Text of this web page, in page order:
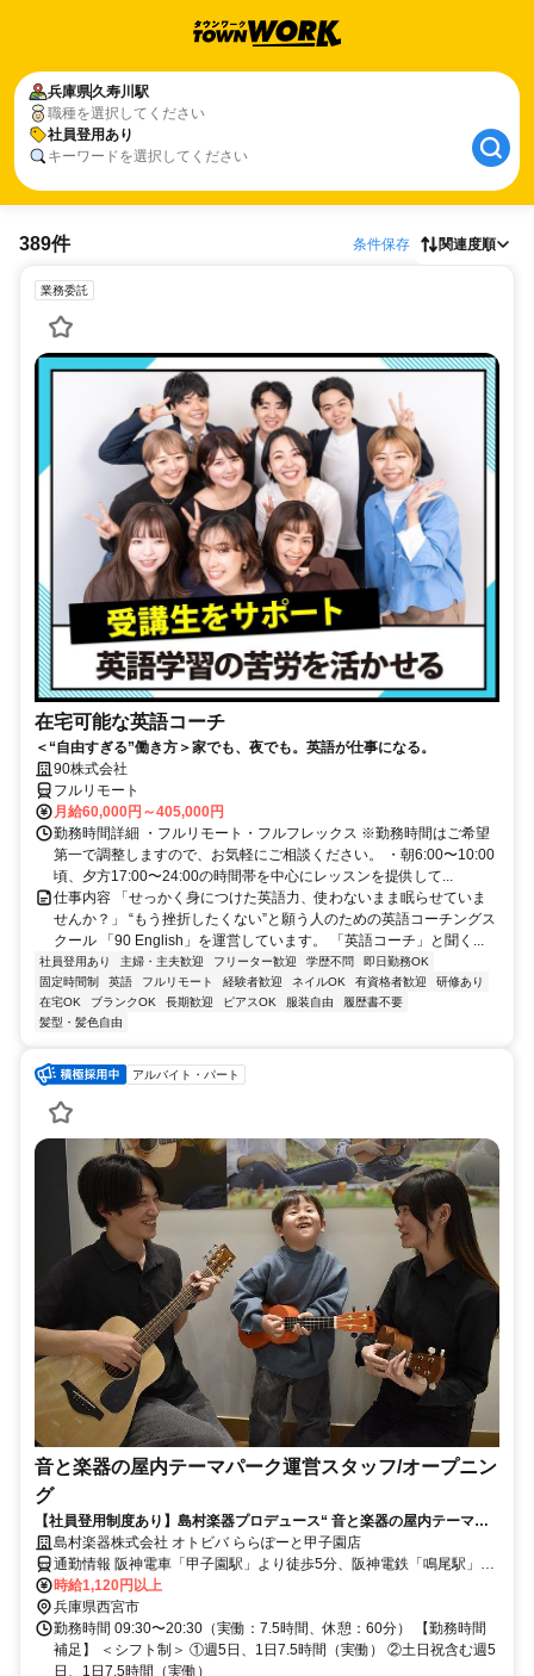
兵庫県久寿川駅
職種を選択してください
社員登用あり
キーワードを選択してください
389件 条件保存 関連度順
業務委託
在宅可能な英語コーチ
＜“自由すぎる”働き方＞家でも、夜でも。英語が仕事になる。
90株式会社
フルリモート
月給60,000円～405,000円
勤務時間詳細 ・フルリモート・フルフレックス ※勤務時間はご希望
第一で調整しますので、お気軽にご相談ください。 ・朝6:00〜10:00
頃、夕方17:00〜24:00の時間帯を中心にレッスンを提供して...
仕事内容 「せっかく身につけた英語力、使わないまま眠らせていま
せんか？」 “もう挫折したくない”と願う人のための英語コーチングス
クール 「90 English」を運営しています。 「英語コーチ」と聞く...
社員登用あり 主婦・主夫歓迎 フリーター歓迎 学歴不問
即日勤務OK
固定時間制
英語 フルリモート 経験者歓迎 ネイルOK 有資格者歓迎
研修あり
在宅OK
ブランクOK 長期歓迎 ピアスOK 服装自由
履歴書不要
髪型・髪色自由
アルバイト・パート
音と楽器の屋内テーマパーク運営スタッフ/オープニン
グ
【社員登用制度あり】島村楽器プロデュース“ 音と楽器の屋内テーマパ
ーク ”
島村楽器株式会社 オトビバ ららぽーと甲子園店
通勤情報 阪神電車「甲子園駅」より徒歩5分、阪神電鉄「鳴尾駅」よ
り徒歩7分
時給1,120円以上
兵庫県西宮市
勤務時間 09:30〜20:30（実働：7.5時間、休憩：60分） 【勤務時間
補足】 ＜シフト制＞ ①週5日、1日7.5時間（実働） ②土日祝含む週5
日、1日7.5時間（実働）